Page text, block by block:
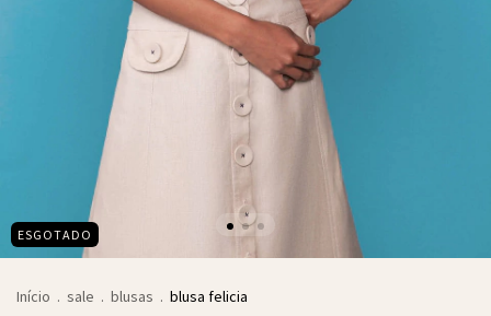
ESGOTADO
Início . sale . blusas . blusa felicia